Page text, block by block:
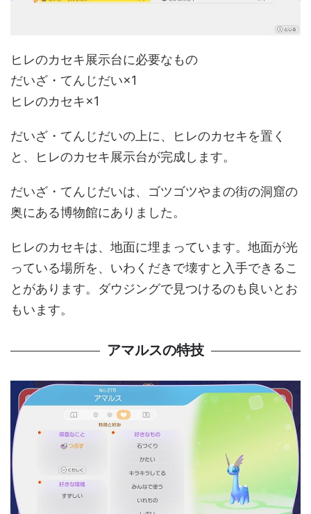
ヒレのカセキ展示台に必要なもの
だいざ・てんじだい×1
ヒレのカセキ×1
だいざ・てんじだいの上に、ヒレのカセキを置く
と、ヒレのカセキ展示台が完成します。
だいざ・てんじだいは、ゴツゴツやまの街の洞窟の
奥にある博物館にありました。
ヒレのカセキは、地面に埋まっています。地面が光
っている場所を、いわくだきで壊すと入手できるこ
とがあります。ダウジングで見つけるのも良いとお
もいます。
アマルスの特技